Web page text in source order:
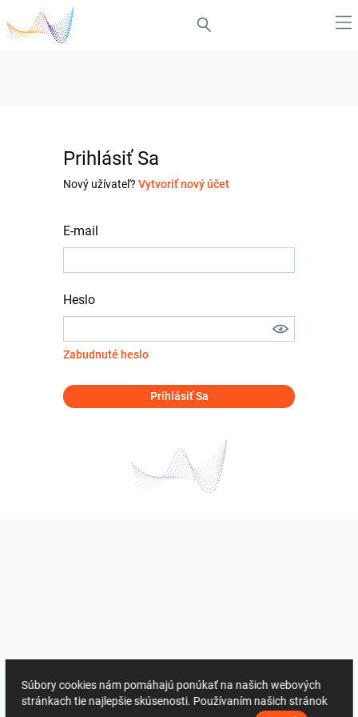
Prihlásiť Sa
Nový užívateľ? Vytvoriť nový účet
E-mail
Heslo
Zabudnuté heslo
Prihlásiť Sa
Súbory cookies nám pomáhajú ponúkať na našich webových
stránkach tie najlepšie skúsenosti. Používaním našich stránok